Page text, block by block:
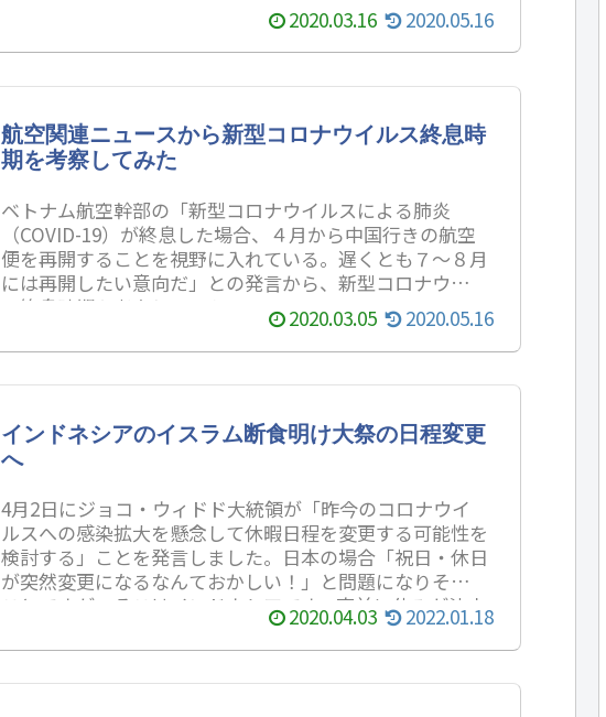
2020.03.16
2020.05.16
航空関連ニュースから新型コロナウイルス終息時
期を考察してみた
ベトナム航空幹部の「新型コロナウイルスによる肺炎
（COVID-19）が終息した場合、４月から中国行きの航空
便を再開することを視野に入れている。遅くとも７～８月
には再開したい意向だ」との発言から、新型コロナウイル
ス終息時期を考察してみた。
2020.03.05 2020.05.16
インドネシアのイスラム断食明け大祭の日程変更
へ
4月2日にジョコ・ウィドド大統領が「昨今のコロナウイ
ルスへの感染拡大を懸念して休暇日程を変更する可能性を
検討する」ことを発言しました。日本の場合「祝日・休日
が突然変更になるなんておかしい！」と問題になりそうな
ことですが、そこはインドネシアです。直前に休みが決定
するなんてことも、よくあることです。2020.04.03 2022.01.18